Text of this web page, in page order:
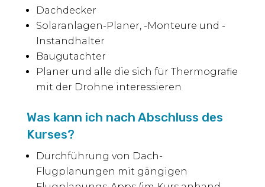
Dachdecker
Solaranlagen-Planer, -Monteure und -
Instandhalter
Baugutachter
Planer und alle die sich für Thermografie
mit der Drohne interessieren
Was kann ich nach Abschluss des
Kurses?
Durchführung von Dach-
Flugplanungen mit gängigen